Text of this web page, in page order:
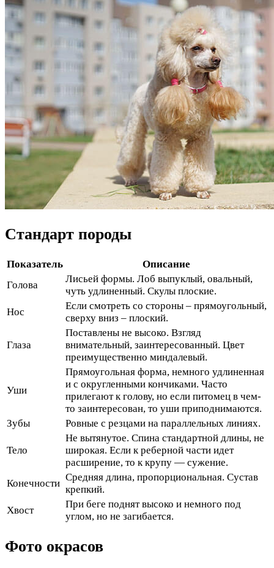
Стандарт породы
Показатель
Описание
Голова
Лисьей формы. Лоб выпуклый, овальный,
чуть удлиненный. Скулы плоские.
Нос
Если смотреть со стороны – прямоугольный,
сверху вниз – плоский.
Глаза
Поставлены не высоко. Взгляд
внимательный, заинтересованный. Цвет
преимущественно миндалевый.
Уши
Прямоугольная форма, немного удлиненная
и с округленными кончиками. Часто
прилегают к голову, но если питомец в чем-
то заинтересован, то уши приподнимаются.
Зубы
Ровные с резцами на параллельных линиях.
Тело
Не вытянутое. Спина стандартной длины, не
широкая. Если к реберной части идет
расширение, то к крупу — сужение.
Конечности
Средняя длина, пропорциональная. Сустав
крепкий.
Хвост
При беге поднят высоко и немного под
углом, но не загибается.
Фото окрасов